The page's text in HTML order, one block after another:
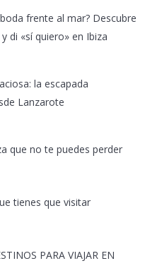
frente al mar? Descubre
di «sí quiero» en Ibiza
la escapada
Lanzarote
que no te puedes perder
tienes que visitar
PARA VIAJAR EN